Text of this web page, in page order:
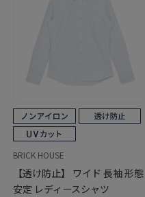
BRICK HOUSE
【透け防止】 ワイド 長袖 形態
安定 レディースシャツ